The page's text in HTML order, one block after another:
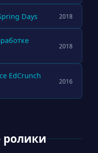
Days 2018
2018
EdCrunch
2016